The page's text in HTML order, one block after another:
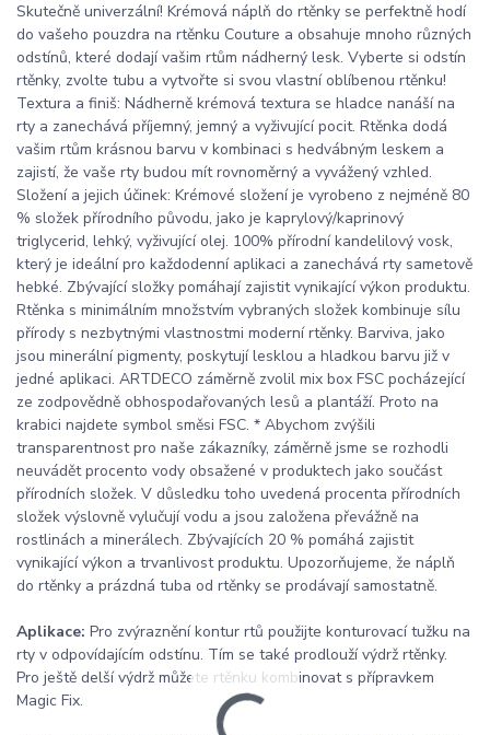
Skutečně univerzální! Krémová náplň do rtěnky se perfektně hodí
do vašeho pouzdra na rtěnku Couture a obsahuje mnoho různých
odstínů, které dodají vašim rtům nádherný lesk. Vyberte si odstín
rtěnky, zvolte tubu a vytvořte si svou vlastní oblíbenou rtěnku!
Textura a finiš: Nádherně krémová textura se hladce nanáší na
rty a zanechává příjemný, jemný a vyživující pocit. Rtěnka dodá
vašim rtům krásnou barvu v kombinaci s hedvábným leskem a
zajistí, že vaše rty budou mít rovnoměrný a vyvážený vzhled.
Složení a jejich účinek: Krémové složení je vyrobeno z nejméně 80
% složek přírodního původu, jako je kaprylový/kaprinový
triglycerid, lehký, vyživující olej. 100% přírodní kandelilový vosk,
který je ideální pro každodenní aplikaci a zanechává rty sametově
hebké. Zbývající složky pomáhají zajistit vynikající výkon produktu.
Rtěnka s minimálním množstvím vybraných složek kombinuje sílu
přírody s nezbytnými vlastnostmi moderní rtěnky. Barviva, jako
jsou minerální pigmenty, poskytují lesklou a hladkou barvu již v
jedné aplikaci. ARTDECO záměrně zvolil mix box FSC pocházející
ze zodpovědně obhospodařovaných lesů a plantáží. Proto na
krabici najdete symbol směsi FSC. * Abychom zvýšili
transparentnost pro naše zákazníky, záměrně jsme se rozhodli
neuvádět procento vody obsažené v produktech jako součást
přírodních složek. V důsledku toho uvedená procenta přírodních
složek výslovně vylučují vodu a jsou založena převážně na
rostlinách a minerálech. Zbývajících 20 % pomáhá zajistit
vynikající výkon a trvanlivost produktu. Upozorňujeme, že náplň
do rtěnky a prázdná tuba od rtěnky se prodávají samostatně.
Aplikace: Pro zvýraznění kontur rtů použijte konturovací tužku na
rty v odpovídajícím odstínu. Tím se také prodlouží výdrž rtěnky.
Pro ještě delší výdrž můžete rtěnku kombinovat s přípravkem
Magic Fix.